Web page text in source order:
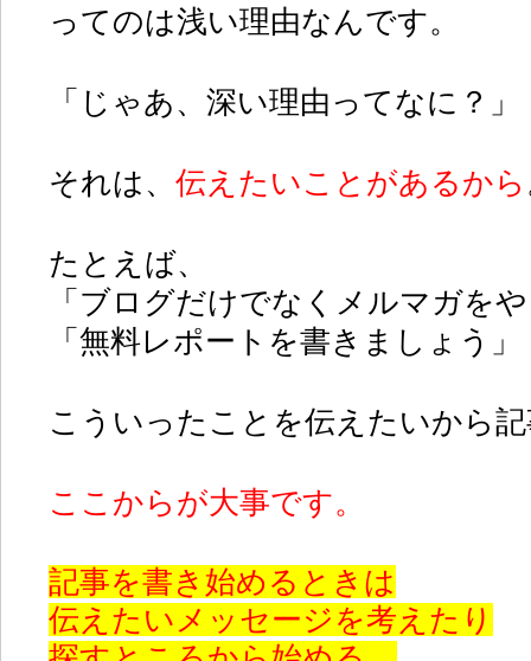
ってのは浅い理由なんです。
「じゃあ、深い理由ってなに？」
それは、 伝えたいことがあるから
たとえば、
「ブログだけでなくメルマガを
「無料レポートを書きましょう」
こういったことを伝えたいから
ここからが大事です。
記事を書き始めるときは
伝えたいメッセージを考えたり